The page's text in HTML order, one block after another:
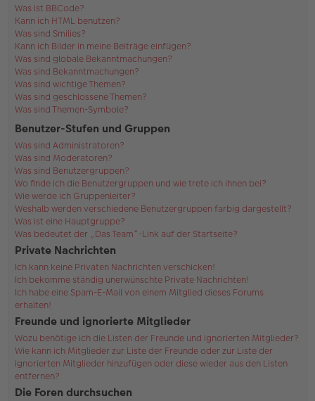
Was ist BBCode?
Kann ich HTML benutzen?
Was sind Smilies?
Kann ich Bilder in meine Beiträge einfügen?
Was sind globale Bekanntmachungen?
Was sind Bekanntmachungen?
Was sind wichtige Themen?
Was sind geschlossene Themen?
Was sind Themen-Symbole?
Benutzer-Stufen und Gruppen
Was sind Administratoren?
Was sind Moderatoren?
Was sind Benutzergruppen?
Wo finde ich die Benutzergruppen und wie trete ich ihnen bei?
Wie werde ich Gruppenleiter?
Weshalb werden verschiedene Benutzergruppen farbig dargestellt?
Was ist eine Hauptgruppe?
Was bedeutet der „Das Team“-Link auf der Startseite?
Private Nachrichten
Ich kann keine Privaten Nachrichten verschicken!
Ich bekomme ständig unerwünschte Private Nachrichten!
Ich habe eine Spam-E-Mail von einem Mitglied dieses Forums
erhalten!
Freunde und ignorierte Mitglieder
Wozu benötige ich die Listen der Freunde und ignorierten Mitglieder?
Wie kann ich Mitglieder zur Liste der Freunde oder zur Liste der
ignorierten Mitglieder hinzufügen oder diese wieder aus den Listen
entfernen?
Die Foren durchsuchen